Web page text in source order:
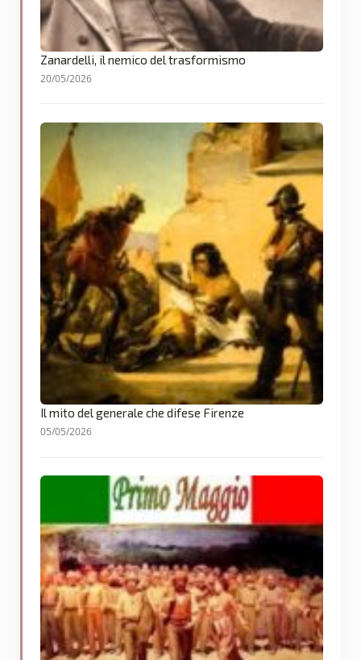
Zanardelli, il nemico del trasformismo
20/05/2026
Il mito del generale che difese Firenze
05/05/2026